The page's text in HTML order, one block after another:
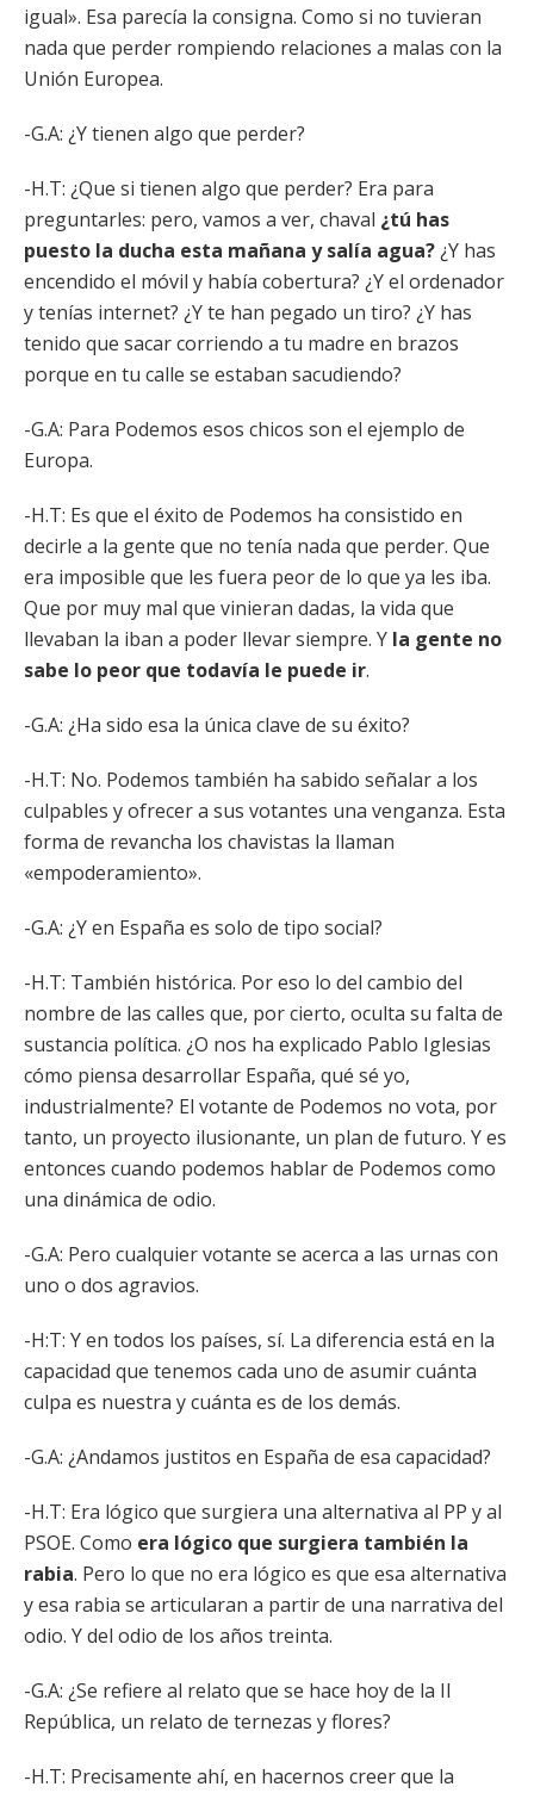
igual». Esa parecía la consigna. Como si no tuvieran
nada que perder rompiendo relaciones a malas con la
Unión Europea.
-G.A: ¿Y tienen algo que perder?
-H.T: ¿Que si tienen algo que perder? Era para
preguntarles: pero, vamos a ver, chaval ¿tú has
puesto la ducha esta mañana y salía agua?¿Y has
encendido el móvil y había cobertura? ¿Y el ordenador
y tenías internet? ¿Y te han pegado un tiro? ¿Y has
tenido que sacar corriendo a tu madre en brazos
porque en tu calle se estaban sacudiendo?
-G.A: Para Podemos esos chicos son el ejemplo de
Europa.
-H.T: Es que el éxito de Podemos ha consistido en
decirle a la gente que no tenía nada que perder. Que
era imposible que les fuera peor de lo que ya les iba.
Que por muy mal que vinieran dadas, la vida que
llevaban la iban a poder llevar siempre. Y la gente no
sabe lo peor que todavía le puede ir.
-G.A: ¿Ha sido esa la única clave de su éxito?
-H.T: No. Podemos también ha sabido señalar a los
culpables y ofrecer a sus votantes una venganza. Esta
forma de revancha los chavistas la llaman
«empoderamiento».
-G.A: ¿Y en España es solo de tipo social?
-H.T: También histórica. Por eso lo del cambio del
nombre de las calles que, por cierto, oculta su falta de
sustancia política. ¿O nos ha explicado Pablo Iglesias
cómo piensa desarrollar España, qué sé yo,
industrialmente? El votante de Podemos no vota, por
tanto, un proyecto ilusionante, un plan de futuro. Y es
entonces cuando podemos hablar de Podemos como
una dinámica de odio.
-G.A: Pero cualquier votante se acerca a las urnas con
uno o dos agravios.
-H:T: Y en todos los países, sí. La diferencia está en la
capacidad que tenemos cada uno de asumir cuánta
culpa es nuestra y cuánta es de los demás.
-G.A: ¿Andamos justitos en España de esa capacidad?
-H.T: Era lógico que surgiera una alternativa al PP y al
PSOE. Como era lógico que surgiera también la
rabia. Pero lo que no era lógico es que esa alternativa
y esa rabia se articularan a partir de una narrativa del
odio. Y del odio de los años treinta.
-G.A: ¿Se refiere al relato que se hace hoy de la II
República, un relato de ternezas y flores?
-H.T: Precisamente ahí, en hacernos creer que la